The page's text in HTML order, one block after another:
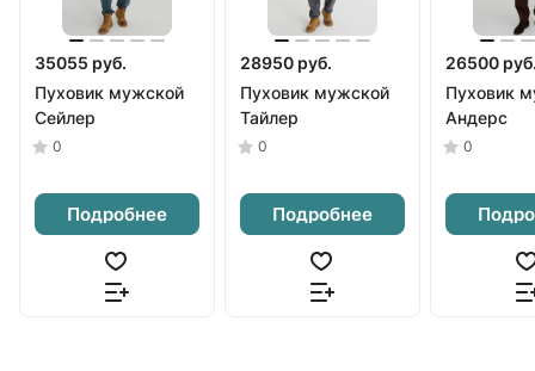
35055 руб.
Пуховик мужской
Сейлер
0
Подробнее
28950 руб.
Пуховик мужской
Тайлер
0
Подробнее
26500
Пуховик
Андерс
0